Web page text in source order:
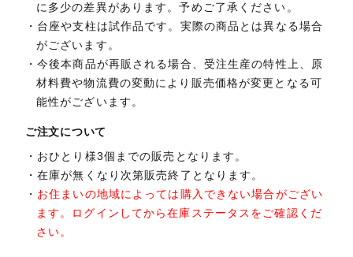
に多少の差異があります。予めご了承ください。
台座や支柱は試作品です。実際の商品とは異なる場合
がございます。
今後本商品が再販される場合、受注生産の特性上、原
材料費や物流費の変動により販売価格が変更となる可
能性がございます。
ご注文について
おひとり様3個までの販売となります。
在庫が無くなり次第販売終了となります。
お住まいの地域によっては購入できない場合がござい
ます。ログインしてから在庫ステータスをご確認くだ
さい。